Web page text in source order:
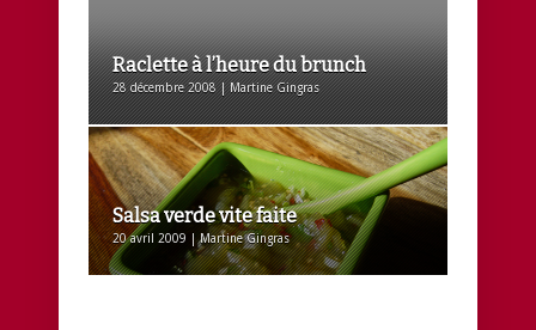
Raclette à l’heure du brunch
28 décembre 2008 | Martine Gingras
Salsa verde vite faite
20 avril 2009 | Martine Gingras